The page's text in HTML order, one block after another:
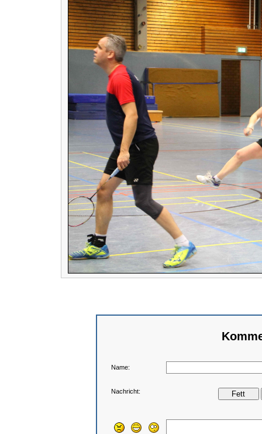
Name:
Nachricht: